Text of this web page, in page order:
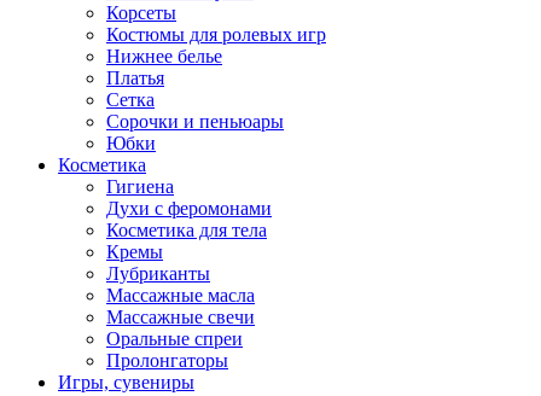
Корсеты
Костюмы для ролевых игр
Нижнее белье
Платья
Сетка
Сорочки и пеньюары
Юбки
Косметика
Гигиена
Духи с феромонами
Косметика для тела
Кремы
Лубриканты
Массажные масла
Массажные свечи
Оральные спреи
Пролонгаторы
Игры, сувениры